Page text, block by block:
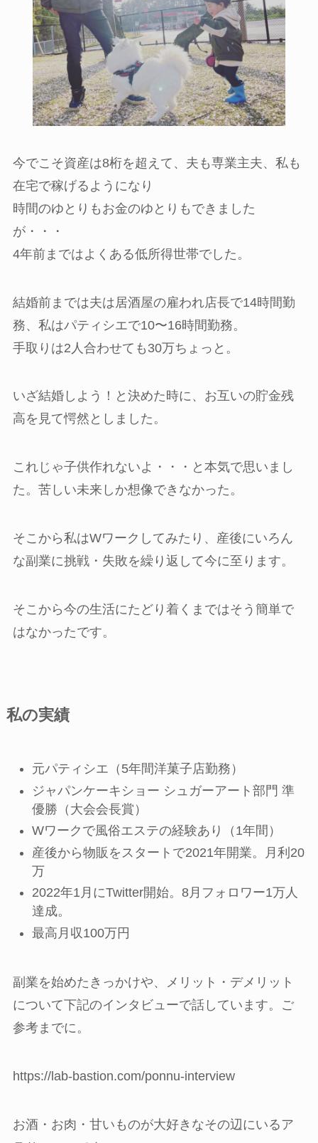
今でこそ資産は8桁を超えて、夫も専業主夫、私も
在宅で稼げるようになり
時間のゆとりもお金のゆとりもできました
が・・・
4年前まではよくある低所得世帯でした。
結婚前までは夫は居酒屋の雇われ店長で14時間勤
務、私はパティシエで10〜16時間勤務。
手取りは2人合わせても30万ちょっと。
いざ結婚しよう！と決めた時に、お互いの貯金残
高を見て愕然としました。
これじゃ子供作れないよ・・・と本気で思いまし
た。苦しい未来しか想像できなかった。
そこから私はWワークしてみたり、産後にいろん
な副業に挑戦・失敗を繰り返して今に至ります。
そこから今の生活にたどり着くまではそう簡単で
はなかったです。
私の実績
元パティシエ（5年間洋菓子店勤務）
ジャパンケーキショー シュガーアート部門 準
優勝（大会会長賞）
Wワークで風俗エステの経験あり（1年間）
産後から物販をスタートで2021年開業。月利20
万
2022年1月にTwitter開始。8月フォロワー1万人
達成。
最高月収100万円
副業を始めたきっかけや、メリット・デメリット
について下記のインタビューで話しています。ご
参考までに。
https://lab-bastion.com/ponnu-interview
お酒・お肉・甘いものが大好きなその辺にいるア